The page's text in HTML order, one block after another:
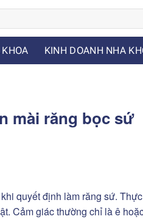
KINH DOANH NHA
mài răng bọc sứ
quyết định làm răng sứ.
Cảm giác thường chỉ là ê